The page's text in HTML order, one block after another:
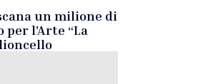
un milione di
l’Arte “La